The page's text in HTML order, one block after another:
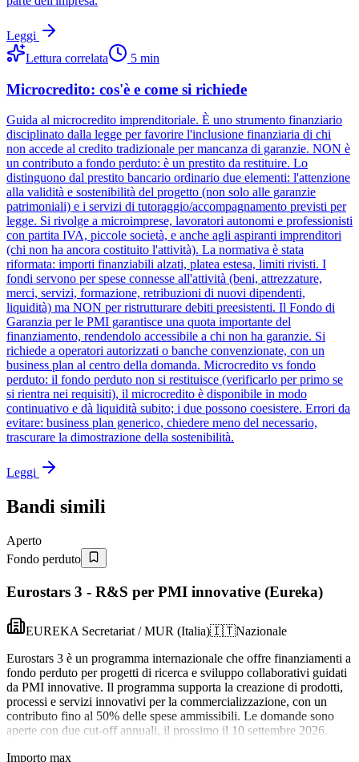
Leggi
Lettura correlata
5 min
Microcredito: cos'è e come si richiede
Guida al microcredito imprenditoriale. È uno strumento finanziario
disciplinato dalla legge per favorire l'inclusione finanziaria di chi
non accede al credito tradizionale per mancanza di garanzie. NON è
un contributo a fondo perduto: è un prestito da restituire. Lo
distinguono dal prestito bancario ordinario due elementi: l'attenzione
alla validità e sostenibilità del progetto (non solo alle garanzie
patrimoniali) e i servizi di tutoraggio/accompagnamento previsti per
legge. Si rivolge a microimprese, lavoratori autonomi e professionisti
con partita IVA, piccole società, e anche agli aspiranti imprenditori
(chi non ha ancora costituito l'attività). La normativa è stata
riformata: importi finanziabili alzati, platea estesa, limiti rivisti. I
fondi servono per spese connesse all'attività (beni, attrezzature,
merci, servizi, formazione, retribuzioni di nuovi dipendenti,
liquidità) ma NON per ristrutturare debiti preesistenti. Il Fondo di
Garanzia per le PMI garantisce una quota importante del
finanziamento, rendendolo accessibile a chi non ha garanzie. Si
richiede a operatori autorizzati o banche convenzionate, con un
business plan al centro della domanda. Microcredito vs fondo
perduto: il fondo perduto non si restituisce (verificarlo per primo se
si rientra nei requisiti), il microcredito è disponibile in modo
continuativo e dà liquidità subito; i due possono coesistere. Errori da
evitare: business plan generico, chiedere meno del necessario,
trascurare la dimostrazione della sostenibilità.
Leggi
Bandi simili
Aperto
Fondo perduto
Eurostars 3 - R&S per PMI innovative (Eureka)
EUREKA Secretariat / MUR (Italia)🇮🇹Nazionale
Eurostars 3 è un programma internazionale che offre finanziamenti a
fondo perduto per progetti di ricerca e sviluppo collaborativi guidati
da PMI innovative. Il programma supporta la creazione di prodotti,
processi e servizi innovativi per la commercializzazione, con un
contributo fino al 50% delle spese ammissibili. Le domande sono
aperte con due cut-off annuali, il prossimo il 10 settembre 2026.
Importo max